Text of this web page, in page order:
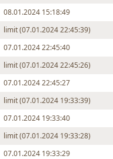
08.01.2024 15:18:49
limit (07.01.2024 22:45:39)
07.01.2024 22:45:40
limit (07.01.2024 22:45:26)
07.01.2024 22:45:27
limit (07.01.2024 19:33:39)
07.01.2024 19:33:40
limit (07.01.2024 19:33:28)
07.01.2024 19:33:29